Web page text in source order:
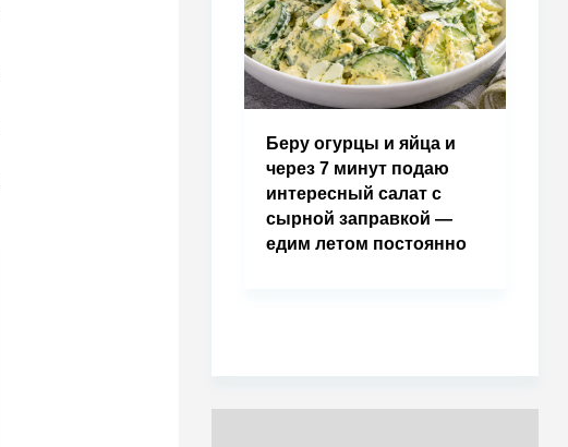
Беру огурцы и яйца и
через 7 минут подаю
интересный салат с
сырной заправкой —
едим летом постоянно